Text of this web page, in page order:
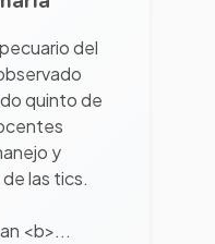
del
quinto de
y
las tics.
<b>...